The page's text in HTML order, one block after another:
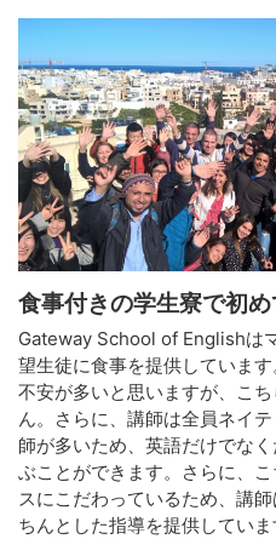
食事付きの学生寮で初
Gateway School of Englishは
望生徒に食事を提供していま
不安が多いと思いますが、こ
ん。さらに、講師は全員ネイ
師が多いため、英語だけでな
ぶことができます。さらに、
スにこだわっているため、講
ちんとした指導を提供してい